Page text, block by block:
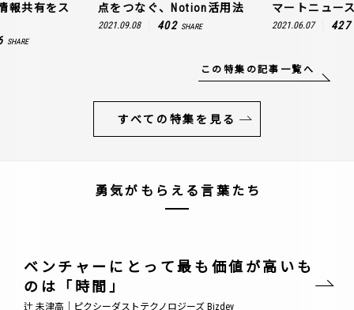
報共有をス
SHARE
点をつなぐ、Notion活用法
2021.09.08 402 SHARE
マートニュー
2021.06.07 427
この特集の記事一覧へ
すべての特集を見る
勇気がもらえる言葉たち
ベンチャーにとって最も価値が高いも
のは「時間」
辻 未津高｜ピクシーダストテクノロジーズ Bizdev